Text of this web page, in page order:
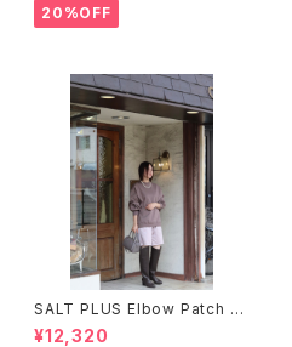
20%OFF
SALT PLUS Elbow Patch O
versweatshirt
¥12,320